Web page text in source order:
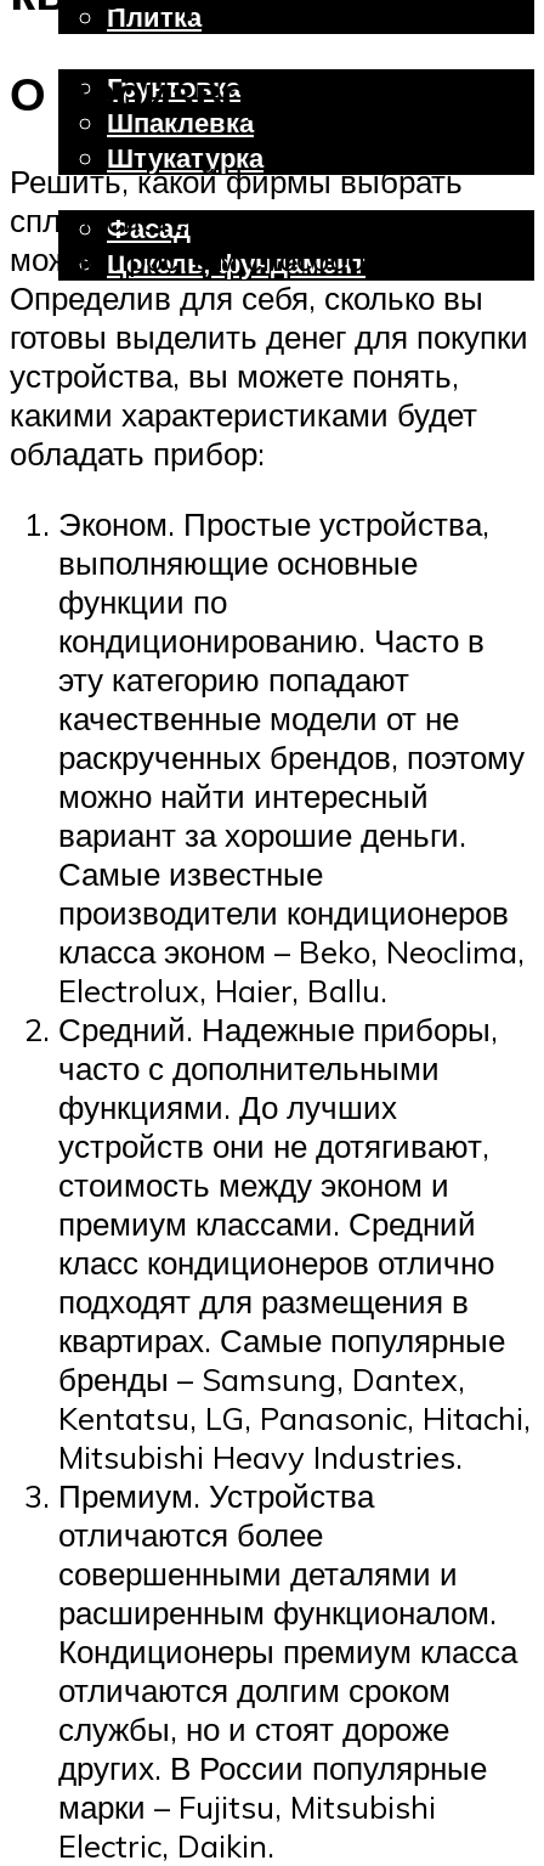
Плитка
Грунтовка
Шпаклевка
Штукатурка
Внешняя отделка
Фасад
Цоколь, фундамент
Меню
О производителях
Решить, какой фирмы выбрать
сплит-систему для квартиры,
можно простым способом.
Определив для себя, сколько вы
готовы выделить денег для покупки
устройства, вы можете понять,
какими характеристиками будет
обладать прибор:
Эконом. Простые устройства,
выполняющие основные
функции по
кондиционированию. Часто в
эту категорию попадают
качественные модели от не
раскрученных брендов, поэтому
можно найти интересный
вариант за хорошие деньги.
Самые известные
производители кондиционеров
класса эконом – Beko, Neoclima,
Electrolux, Haier, Ballu.
Средний. Надежные приборы,
часто с дополнительными
функциями. До лучших
устройств они не дотягивают,
стоимость между эконом и
премиум классами. Средний
класс кондиционеров отлично
подходят для размещения в
квартирах. Самые популярные
бренды – Samsung, Dantex,
Kentatsu, LG, Panasonic, Hitachi,
Mitsubishi Heavy Industries.
Премиум. Устройства
отличаются более
совершенными деталями и
расширенным функционалом.
Кондиционеры премиум класса
отличаются долгим сроком
службы, но и стоят дороже
других. В России популярные
марки – Fujitsu, Mitsubishi
Electric, Daikin.